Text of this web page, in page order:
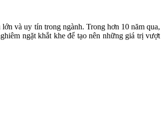
và uy tín trong ngành. Trong hơn 10 năm qua,
ngặt khắt khe để tạo nên những giá trị vượt